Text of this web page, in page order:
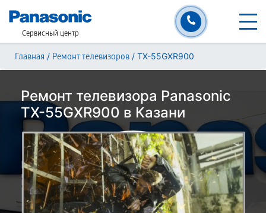
Сервисный центр
Главная / Ремонт телевизоров / TX-55GXR900
Ремонт телевизора Panasonic
TX-55GXR900 в Казани